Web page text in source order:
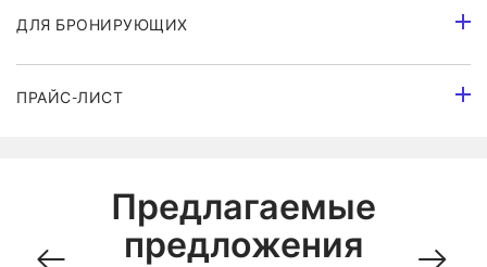
ДЛЯ БРОНИРУЮЩИХ
ПРАЙС-ЛИСТ
Предлагаемые
предложения